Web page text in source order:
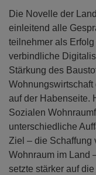
Die Novelle der
einleitend alle
teilnehmer als
verbindliche
Stärkung des
auf der Habenseite.
Sozialen
unterschiedliche
Ziel – die Schaffung
Wohnraum im Land
setzte stärker auf